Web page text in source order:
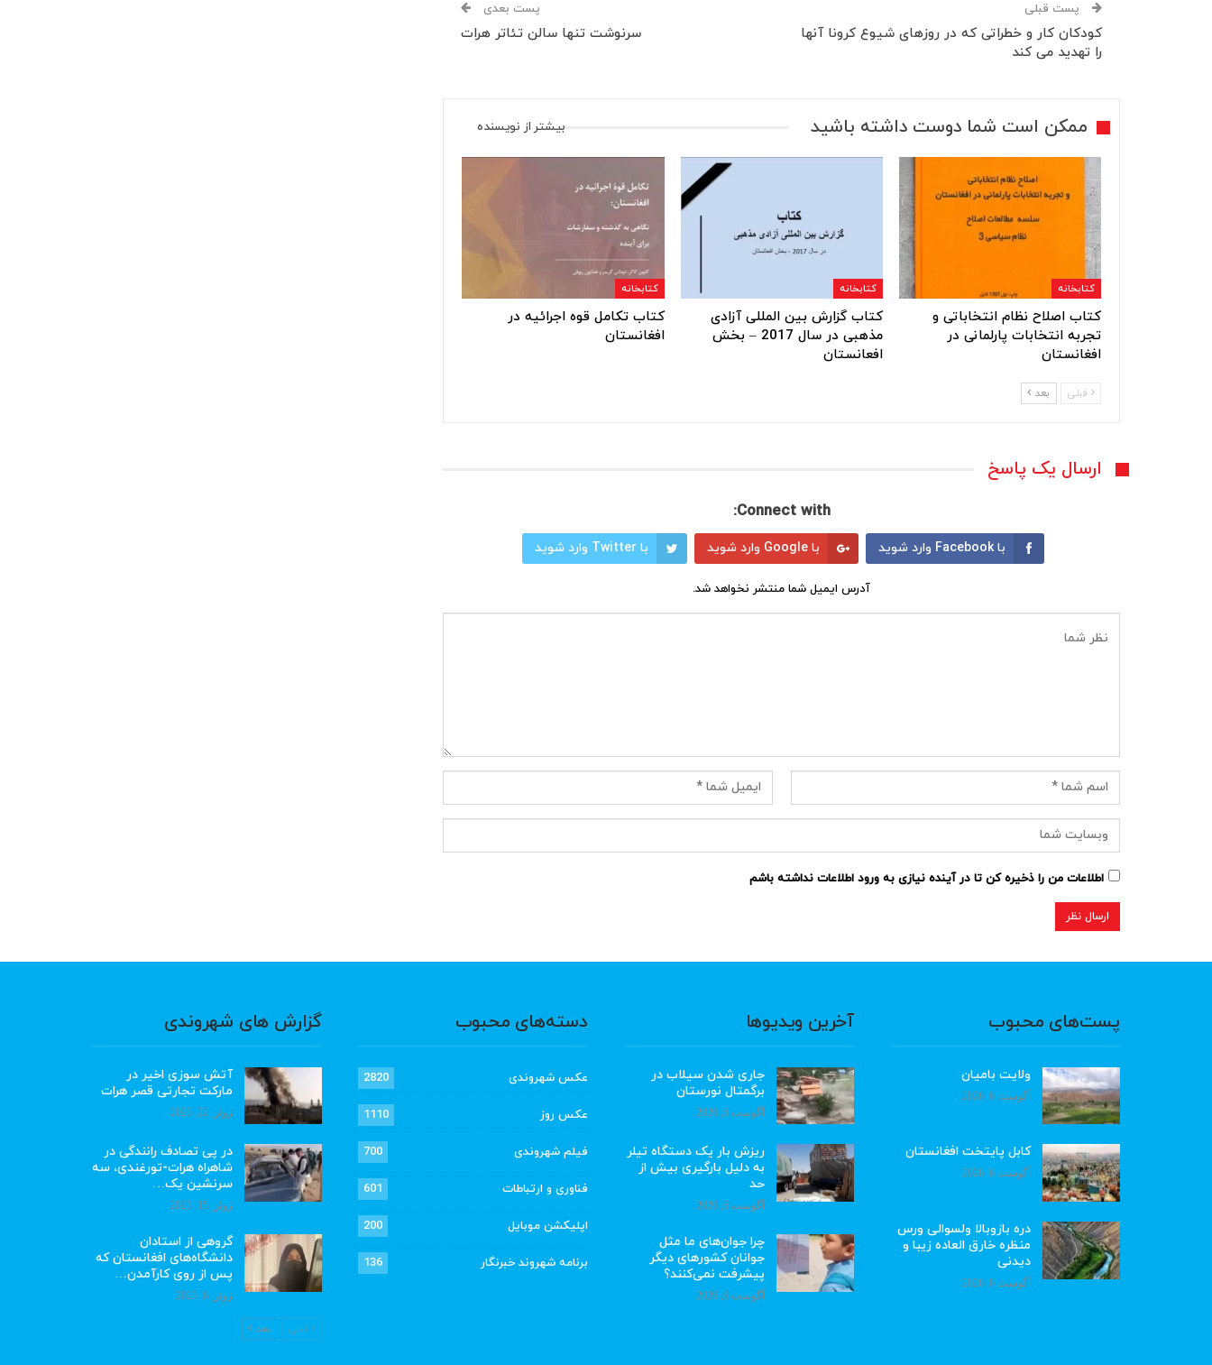
پست قبلی
کودکان کار و خطراتی که در روزهای شیوع کرونا آنها
را تهدید می کند
پست بعدی
سرنوشت تنها سالن تئاتر هرات
ممکن است شما دوست داشته باشید بیشتر از نویسنده
کتابخانه
کتاب اصلاح نظام انتخاباتی و
تجربه انتخابات پارلمانی در
افغانستان
کتابخانه
کتاب گزارش بین المللی آزادی
مذهبی در سال 2017 – بخش
افعانستان
کتابخانه
کتاب تکامل قوه اجرائیه در
افغانستان
قبلی بعد
ارسال یک پاسخ
Connect with:
با Facebook وارد شوید با Google وارد شوید با Twitter وارد شوید
آدرس ایمیل شما منتشر نخواهد شد.
اطلاعات من را ذخیره کن تا در آینده نیازی به ورود اطلاعات نداشته باشم
پست‌های محبوب
ولایت بامیان
آگوست 6, 2026
کابل پایتخت افغانستان
آگوست 6, 2026
دره بازوبالا ولسوالی ورس
منظره خارق العاده زیبا و
دیدنی
آگوست 6, 2026
آخرین ویدیوها
جاری شدن سیلاب در
برگمتال نورستان
آگوست 6, 2026
ریزش بار یک دستگاه تیلر
به دلیل بارگیری بیش از
حد
آگوست 6, 2026
چرا جوان‌های ما مثل
جوانان کشورهای دیگر
پیشرفت نمی‌کنند؟
آگوست 6, 2026
دسته‌های محبوب
عکس شهروندی 2820
عکس روز 1110
فیلم شهروندی 700
فناوری و ارتباطات 601
اپلیکشن موبایل 200
برنامه شهروند خبرنگار 136
گزارش های شهروندی
آتش سوزی اخیر در
مارکت تجارتی قصر هرات
ژوئن 22, 2023
در پی تصادف رانندگی در
شاهراه هرات-تورغندی، سه
سرنشین یک…
ژوئن 15, 2023
گروهی از استادان
دانشگاه‌های افغانستان که
پس از روی کارآمدن…
ژوئن 6, 2023
قبلی بعد